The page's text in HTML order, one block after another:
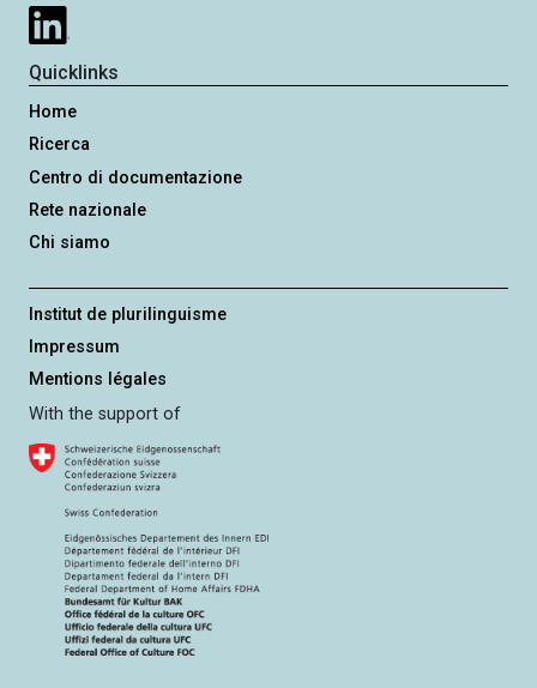
v
Quicklinks
Home
Ricerca
Centro di documentazione
Rete nazionale
Chi siamo
Institut de plurilinguisme
Impressum
Mentions légales
With the support of